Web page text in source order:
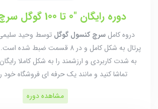
دوره رایگان "0 تا 100 گوگل سرچ کنسول"
دروه کامل سرچ کنسول گوگل توسط وحید
پرتال به شکل کامل و در 8 قسمت ضبط
به شدت کاربردی و ارزشمند را به شکل کاملا
تماشا کنید و مانند یک حرفه ای فروشگاه خود
مشاهده دوره